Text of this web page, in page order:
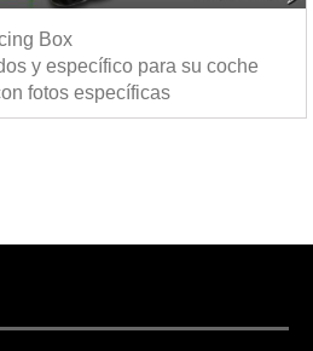
Box
y específico para su coche
fotos específicas